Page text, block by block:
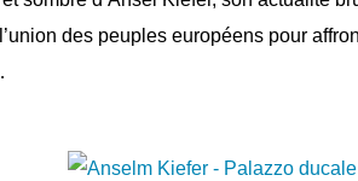
des peuples européens pour